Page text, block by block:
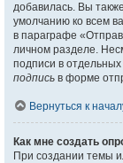
добавилась. Вы
умолчанию ко всем
в параграфе
личном разделе.
подписи в
подпись в форме
Вернуться к
Как мне создать
При создании темы